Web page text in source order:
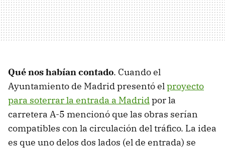
Qué nos habían contado. Cuando el
Ayuntamiento de Madrid presentó elproyecto
para soterrar la entrada a Madridpor la
carretera A-5 mencionó que las obras serían
compatibles con la circulación del tráfico. La idea
es que uno delos dos lados (el de entrada) se